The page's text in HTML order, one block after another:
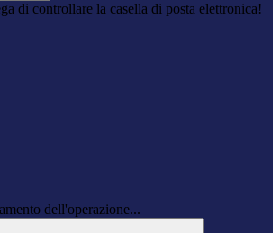
di controllare la casella di posta elettronica!
dell'operazione...